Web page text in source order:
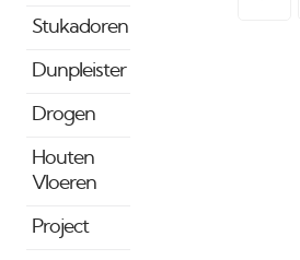
Stukadoren
Dunpleister
Drogen
Houten
Vloeren
Project